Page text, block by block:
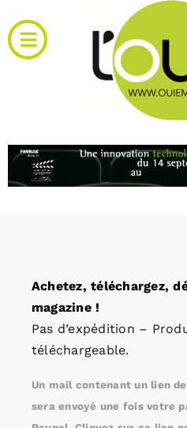
au
contenu
Toggle
Navigation
RH et emploi
Agenda
Kiosque
Achetez, téléchargez,
magazine !
Pas d’expédition –
téléchargeable.
Un mail contenant un lien
sera envoyé une fois votre